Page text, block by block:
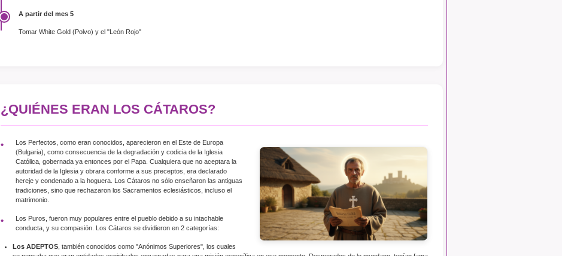
A partir del mes 5
Tomar White Gold (Polvo) y el "León Rojo"
¿QUIÉNES ERAN LOS CÁTAROS?
Los Perfectos, como eran conocidos, aparecieron en el Este de Europa
(Bulgaria), como consecuencia de la degradación y codicia de la Iglesia
Católica, gobernada ya entonces por el Papa. Cualquiera que no aceptara la
autoridad de la Iglesia y obrara conforme a sus preceptos, era declarado
hereje y condenado a la hoguera. Los Cátaros no sólo enseñaron las antiguas
tradiciones, sino que rechazaron los Sacramentos eclesiásticos, incluso el
matrimonio.
Los Puros, fueron muy populares entre el pueblo debido a su intachable
conducta, y su compasión. Los Cátaros se dividieron en 2 categorías:
Los ADEPTOS , también conocidos como "Anónimos Superiores", los cuales